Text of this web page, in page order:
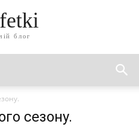
блог
сезону.